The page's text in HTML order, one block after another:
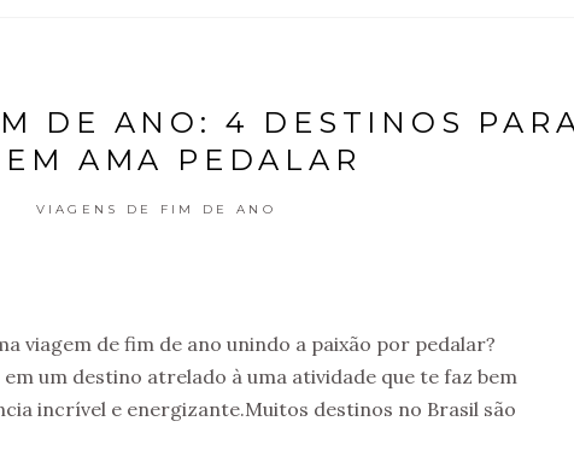
DE ANO: 4 DESTINOS
AMA PEDALAR
VIAGENS DE FIM DE ANO
viagem de fim de ano unindo a paixão por pedalar?
em um destino atrelado à uma atividade que te faz bem
incrível e energizante.Muitos destinos no Brasil são